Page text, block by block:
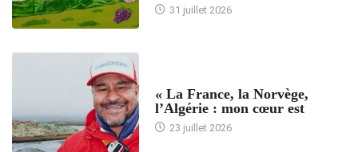
31 juillet 2026
« La France, la Norvège,
l’Algérie : mon cœur est
23 juillet 2026